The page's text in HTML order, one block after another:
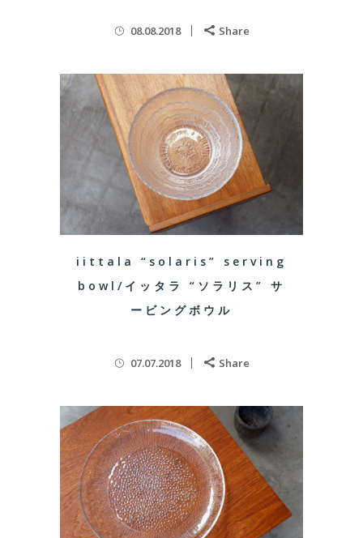
08.08.2018 Share
iittala “solaris” serving
bowl/イッタラ “ソラリス” サ
ービングボウル
07.07.2018 Share